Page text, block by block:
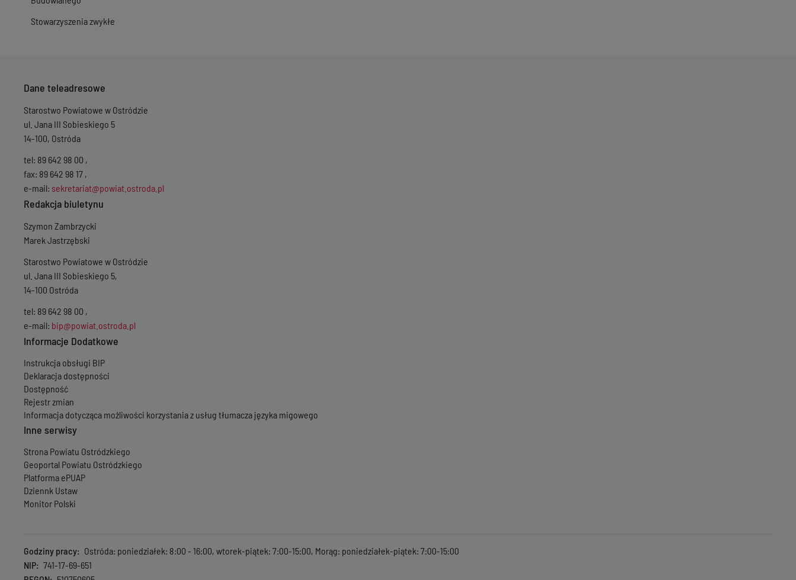
Stowarzyszenia zwykłe
Dane teleadresowe
Starostwo Powiatowe w Ostródzie
ul. Jana III Sobieskiego 5
14-100, Ostróda
tel: 89 642 98 00 ,
fax: 89 642 98 17 ,
e-mail: sekretariat@powiat.ostroda.pl
Redakcja biuletynu
Szymon Zambrzycki
Marek Jastrzębski
Starostwo Powiatowe w Ostródzie
ul. Jana III Sobieskiego 5,
14-100 Ostróda
tel: 89 642 98 00 ,
e-mail: bip@powiat.ostroda.pl
Informacje Dodatkowe
Instrukcja obsługi BIP
Deklaracja dostępności
Dostępność
Rejestr zmian
Informacja dotycząca możliwości korzystania z usług tłumacza języka migowego
Inne serwisy
Strona Powiatu Ostródzkiego
Geoportal Powiatu Ostródzkiego
Platforma ePUAP
Dziennk Ustaw
Monitor Polski
Godziny pracy
Ostróda: poniedziałek: 8:00 - 16:00, wtorek-piątek: 7:00-15:00, Morąg: poniedziałek-piątek: 7:00-15:00
NIP
741-17-69-651